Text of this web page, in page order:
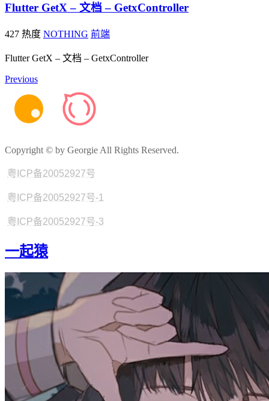
Flutter GetX – 文档 – GetxController
427 热度 NOTHING 前端
Flutter GetX – 文档 – GetxController
Previous
Copyright © by Georgie All Rights Reserved.
粤ICP备20052927号
粤ICP备20052927号-1
粤ICP备20052927号-3
一起猿